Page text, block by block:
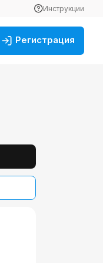
Инструкции
Регистрация